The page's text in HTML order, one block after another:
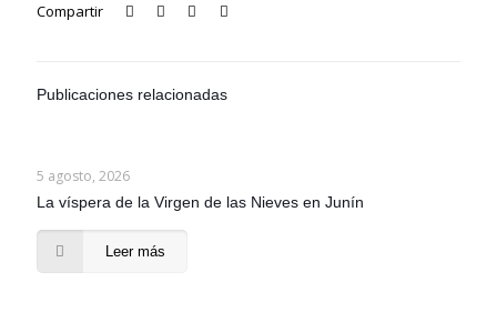
Compartir
Publicaciones relacionadas
5 agosto, 2026
La víspera de la Virgen de las Nieves en Junín
Leer más